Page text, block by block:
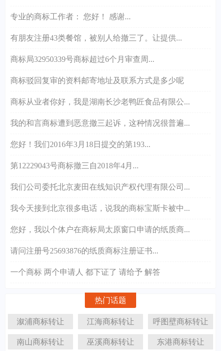
专业的商标工作者： 您好！ 感谢...
有朋友注册43类餐馆，被别人给撤三了。让提供...
商标局32950339号商标超过6个月审查周...
商标驳回复审的资料邮寄地址及联系方式是多少呢
商标从业者你好，我是湖南长沙老鸭匠食品有限公...
我的和言商标遭到恶意撤三起诉，这种情况很普遍...
您好！我们2016年3月18日提交的第193...
第12229043号商标撤三自2018年4月...
我们公司委托北京麦田在线知识产权代理有限公司...
我今天接到北京很多电话，说我的商标宝斯卡被中...
您好，我以个体户在商标局太原窗口申请的纸质商...
请问注册号25693876的纸质商标注册证书...
一个商标 两个申请人 都下证了 请给予 解答
热门话题
溆浦商标转让 江海商标转让 呼图壁商标转让
南山商标转让 巫溪商标转让 东港商标转让